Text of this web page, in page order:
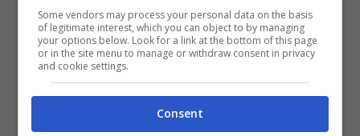
Il Pontefice Papa Bergoglio durante l’udienza generale
(Ansa Notizie.com)
Some vendors may process your personal data on the basis
of legitimate interest, which you can object to by managing
your options below. Look for a link at the bottom of this page
or in the site menu to manage or withdraw consent in privacy
and cookie settings.
Consent